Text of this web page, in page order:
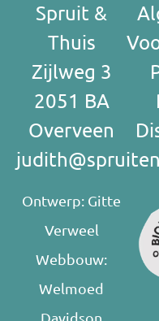
Spruit &
Thuis
Zijlweg 3
2051 BA
Overveen
Ontwerp: Gitte
Verweel
Webbouw:
Welmoed
Davidson